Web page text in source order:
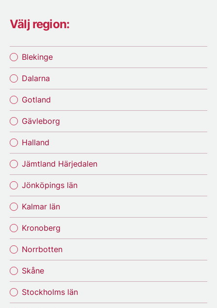
Välj region:
Blekinge
Dalarna
Gotland
Gävleborg
Halland
Jämtland Härjedalen
Jönköpings län
Kalmar län
Kronoberg
Norrbotten
Skåne
Stockholms län